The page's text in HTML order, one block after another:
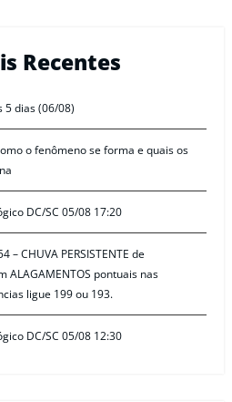
Recentes
5 dias (06/08)
o fenômeno se forma e quais os
DC/SC 05/08 17:20
– CHUVA PERSISTENTE de
ALAGAMENTOS pontuais nas
ligue 199 ou 193.
DC/SC 05/08 12:30